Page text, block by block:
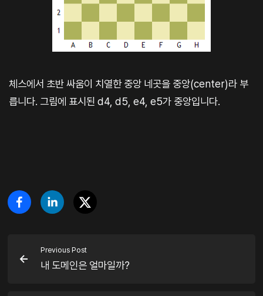
체스에서 초반 싸움이 치열한 중앙 네곳을 중앙(center)라 부
릅니다. 그림에 표시된 d4, d5, e4, e5가 중앙입니다.
Previous Post
내 도메인은 얼마일까?